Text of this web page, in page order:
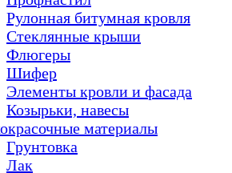
Рулонная битумная кровля
Стеклянные крыши
Флюгеры
Шифер
Элементы кровли и фасада
Козырьки, навесы
материалы
Грунтовка
Лак